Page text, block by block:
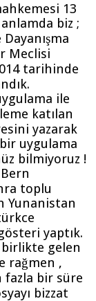
13
biz ;
Meclisi
tarihinde
ile
katılan
yazarak
uygulama
bilmiyoruz !
toplu
Yunanistan
yaptık.
gelen
rağmen ,
fazla bir süre
bizzat